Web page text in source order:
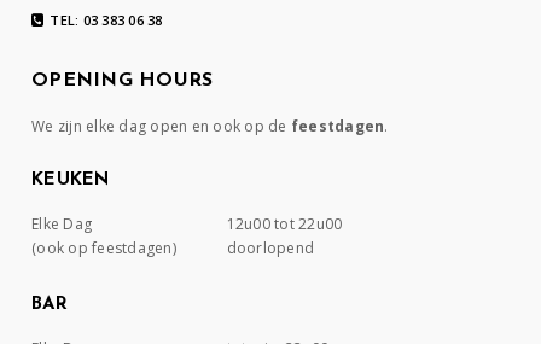
TEL: 03 383 06 38
OPENING HOURS
We zijn elke dag open en ook op de feestdagen.
KEUKEN
Elke Dag
12u00 tot 22u00
(ook op feestdagen)
doorlopend
BAR